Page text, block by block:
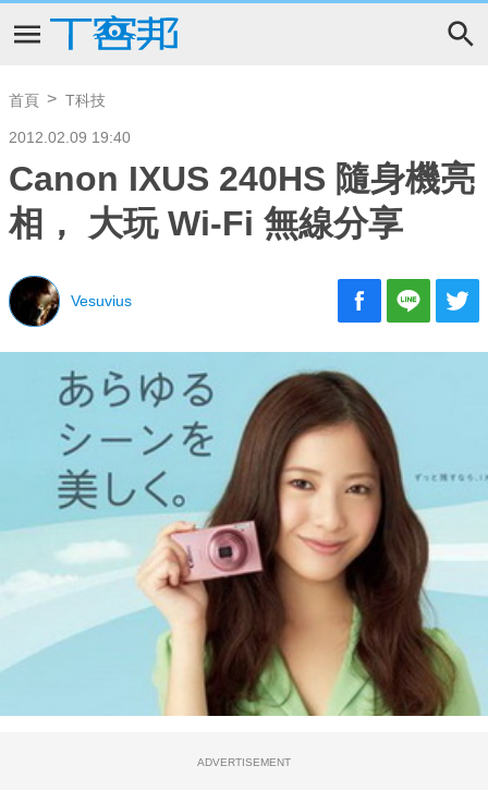
首頁 T科技
2012.02.09 19:40
Canon IXUS 240HS 隨身機亮
相， 大玩 Wi-Fi 無線分享
Vesuvius
ADVERTISEMENT